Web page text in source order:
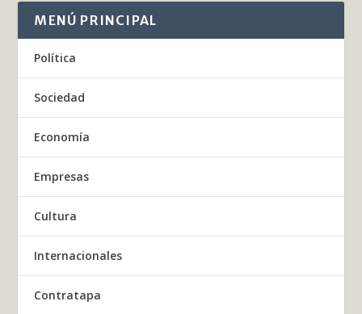
MENÚ PRINCIPAL
Política
Sociedad
Economía
Empresas
Cultura
Internacionales
Contratapa